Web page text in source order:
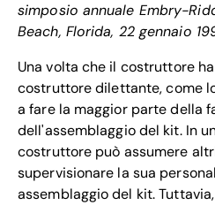
simposio annuale Embry-
Beach, Florida, 22 gennaio
Una volta che il costruttore
costruttore dilettante, come
a fare la maggior parte della
dell'assemblaggio del kit. In
costruttore può assumere
supervisionare la sua
assemblaggio del kit.